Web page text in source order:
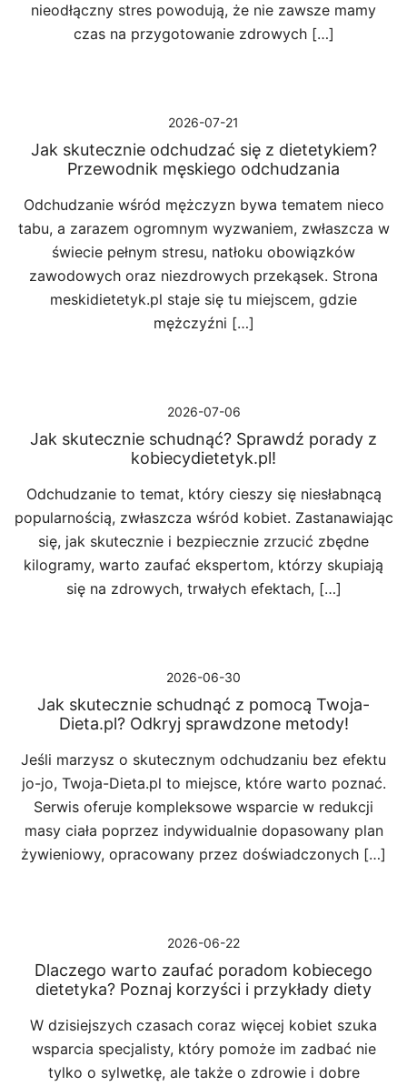
nieodłączny stres powodują, że nie zawsze mamy
czas na przygotowanie zdrowych […]
2026-07-21
Jak skutecznie odchudzać się z dietetykiem?
Przewodnik męskiego odchudzania
Odchudzanie wśród mężczyzn bywa tematem nieco
tabu, a zarazem ogromnym wyzwaniem, zwłaszcza w
świecie pełnym stresu, natłoku obowiązków
zawodowych oraz niezdrowych przekąsek. Strona
meskidietetyk.pl staje się tu miejscem, gdzie
mężczyźni […]
2026-07-06
Jak skutecznie schudnąć? Sprawdź porady z
kobiecydietetyk.pl!
Odchudzanie to temat, który cieszy się niesłabnącą
popularnością, zwłaszcza wśród kobiet. Zastanawiając
się, jak skutecznie i bezpiecznie zrzucić zbędne
kilogramy, warto zaufać ekspertom, którzy skupiają
się na zdrowych, trwałych efektach, […]
2026-06-30
Jak skutecznie schudnąć z pomocą Twoja-
Dieta.pl? Odkryj sprawdzone metody!
Jeśli marzysz o skutecznym odchudzaniu bez efektu
jo-jo, Twoja-Dieta.pl to miejsce, które warto poznać.
Serwis oferuje kompleksowe wsparcie w redukcji
masy ciała poprzez indywidualnie dopasowany plan
żywieniowy, opracowany przez doświadczonych […]
2026-06-22
Dlaczego warto zaufać poradom kobiecego
dietetyka? Poznaj korzyści i przykłady diety
W dzisiejszych czasach coraz więcej kobiet szuka
wsparcia specjalisty, który pomoże im zadbać nie
tylko o sylwetkę, ale także o zdrowie i dobre